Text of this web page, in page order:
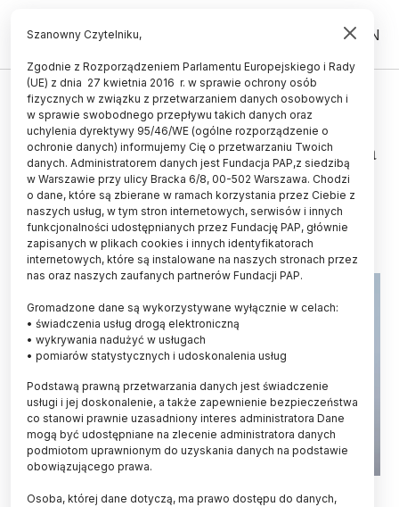
PL EN
TECHNOLOGIA
Emilewicz: jesteśmy "ogromnie
zainteresowani" rozwojem sektora
kosmicznego
26.06.2017
aktualizacja: 26.06.2017
2 minuty czytania
Szanowny Czytelniku,
Zgodnie z Rozporządzeniem Parlamentu Europejskiego i Rady
(UE) z dnia 27 kwietnia 2016 r. w sprawie ochrony osób
fizycznych w związku z przetwarzaniem danych osobowych i
w sprawie swobodnego przepływu takich danych oraz
uchylenia dyrektywy 95/46/WE (ogólne rozporządzenie o
ochronie danych) informujemy Cię o przetwarzaniu Twoich
danych. Administratorem danych jest Fundacja PAP,z siedzibą
w Warszawie przy ulicy Bracka 6/8, 00-502 Warszawa. Chodzi
o dane, które są zbierane w ramach korzystania przez Ciebie z
naszych usług, w tym stron internetowych, serwisów i innych
funkcjonalności udostępnianych przez Fundację PAP, głównie
zapisanych w plikach cookies i innych identyfikatorach
internetowych, które są instalowane na naszych stronach przez
nas oraz naszych zaufanych partnerów Fundacji PAP.
Gromadzone dane są wykorzystywane wyłącznie w celach:
• świadczenia usług drogą elektroniczną
• wykrywania nadużyć w usługach
• pomiarów statystycznych i udoskonalenia usług
Podstawą prawną przetwarzania danych jest świadczenie
usługi i jej doskonalenie, a także zapewnienie bezpieczeństwa
co stanowi prawnie uzasadniony interes administratora Dane
mogą być udostępniane na zlecenie administratora danych
podmiotom uprawnionym do uzyskania danych na podstawie
obowiązującego prawa.
Osoba, której dane dotyczą, ma prawo dostępu do danych,